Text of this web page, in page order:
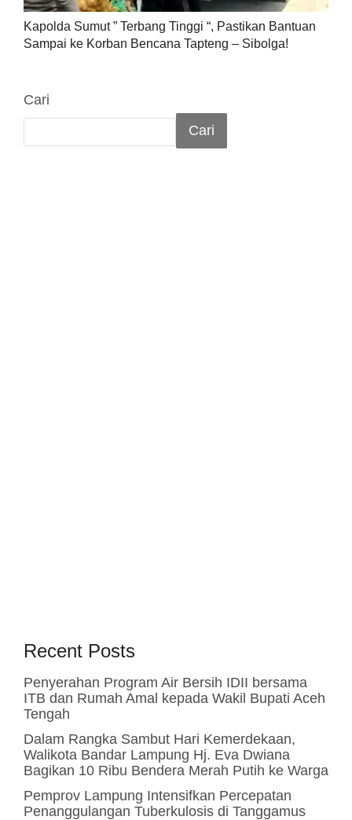
Kapolda Sumut ” Terbang Tinggi “, Pastikan Bantuan
Sampai ke Korban Bencana Tapteng – Sibolga!
Cari
Cari
Recent Posts
Penyerahan Program Air Bersih IDII bersama
ITB dan Rumah Amal kepada Wakil Bupati Aceh
Tengah
Dalam Rangka Sambut Hari Kemerdekaan,
Walikota Bandar Lampung Hj. Eva Dwiana
Bagikan 10 Ribu Bendera Merah Putih ke Warga
Pemprov Lampung Intensifkan Percepatan
Penanggulangan Tuberkulosis di Tanggamus